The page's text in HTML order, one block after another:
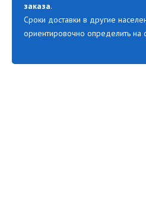
заказа.
Сроки доставки в другие
ориентировочно определить на